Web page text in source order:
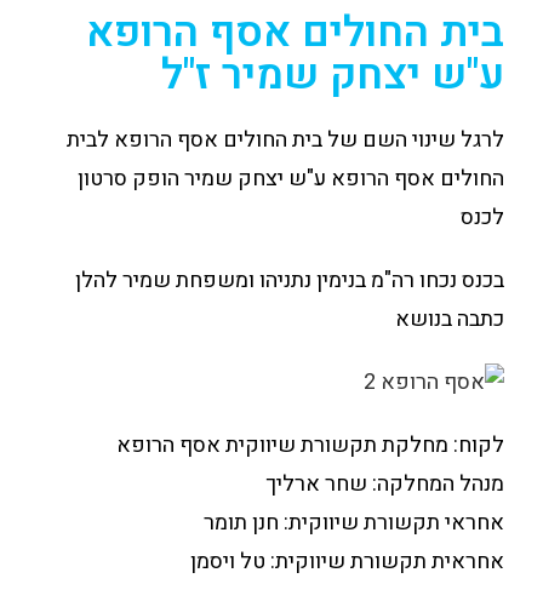
בית החולים אסף הרופא
ע"ש יצחק שמיר ז"ל
לרגל שינוי השם של בית החולים אסף הרופא לבית
החולים אסף הרופא ע"ש יצחק שמיר הופק סרטון
לכנס
בכנס נכחו רה"מ בנימין נתניהו ומשפחת שמיר להלן
כתבה בנושא
לקוח: מחלקת תקשורת שיווקית אסף הרופא
מנהל המחלקה: שחר ארליך
אחראי תקשורת שיווקית: חנן תומר
אחראית תקשורת שיווקית: טל ויסמן